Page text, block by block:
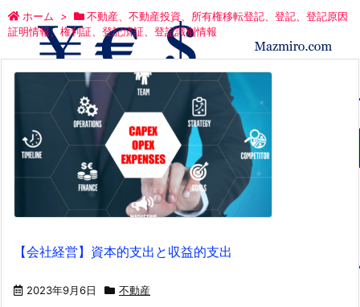
ホーム >
不動産、不動産投資、所有権移転登記、登記、登記原因
証明情報、権利証、登記済証、登記識別情報
【会社経営】資本的支出と収益的支出
2023年9月6日 不動産